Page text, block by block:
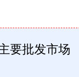
要批发市场